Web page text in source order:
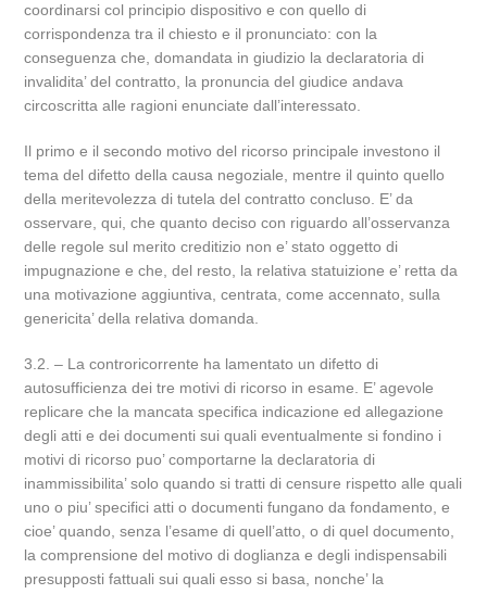
coordinarsi col principio dispositivo e con quello di
corrispondenza tra il chiesto e il pronunciato: con la
conseguenza che, domandata in giudizio la declaratoria di
invalidita’ del contratto, la pronuncia del giudice andava
circoscritta alle ragioni enunciate dall’interessato.
Il primo e il secondo motivo del ricorso principale investono il
tema del difetto della causa negoziale, mentre il quinto quello
della meritevolezza di tutela del contratto concluso. E’ da
osservare, qui, che quanto deciso con riguardo all’osservanza
delle regole sul merito creditizio non e’ stato oggetto di
impugnazione e che, del resto, la relativa statuizione e’ retta da
una motivazione aggiuntiva, centrata, come accennato, sulla
genericita’ della relativa domanda.
3.2. – La controricorrente ha lamentato un difetto di
autosufficienza dei tre motivi di ricorso in esame. E’ agevole
replicare che la mancata specifica indicazione ed allegazione
degli atti e dei documenti sui quali eventualmente si fondino i
motivi di ricorso puo’ comportarne la declaratoria di
inammissibilita’ solo quando si tratti di censure rispetto alle quali
uno o piu’ specifici atti o documenti fungano da fondamento, e
cioe’ quando, senza l’esame di quell’atto, o di quel documento,
la comprensione del motivo di doglianza e degli indispensabili
presupposti fattuali sui quali esso si basa, nonche’ la